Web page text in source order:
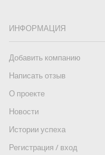
ИНФОРМАЦИЯ
Добавить компанию
Написать отзыв
О проекте
Новости
Истории успеха
Регистрация / вход